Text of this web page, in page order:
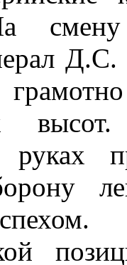
смену
руках